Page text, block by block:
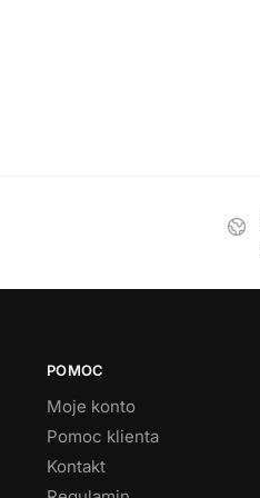
POMOC
Moje konto
Pomoc klienta
Kontakt